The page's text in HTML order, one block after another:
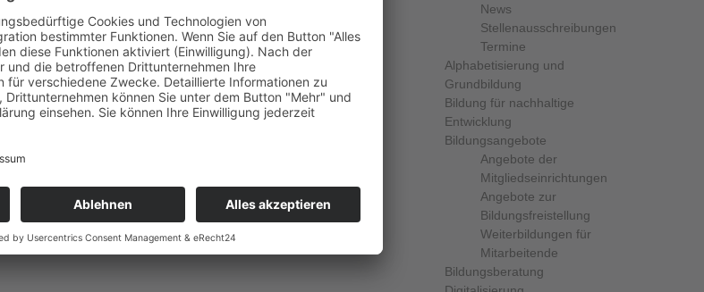
News
Termine
Stellenausschreibungen
Angebote der Mitgliedseinrichtungen
Unsere Positionen
News
Stellenausschreibungen
Termine
Alphabetisierung und
Grundbildung
Bildung für nachhaltige
Entwicklung
Bildungsangebote
Angebote der
Mitgliedseinrichtungen
Angebote zur
Bildungsfreistellung
Weiterbildungen für
Mitarbeitende
Bildungsberatung